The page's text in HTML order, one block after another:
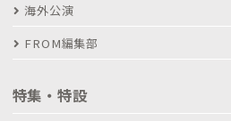
海外公演
FROM編集部
特集・特設